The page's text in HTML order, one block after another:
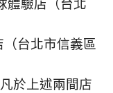
體驗店（台北
北市信義區
於上述兩間店